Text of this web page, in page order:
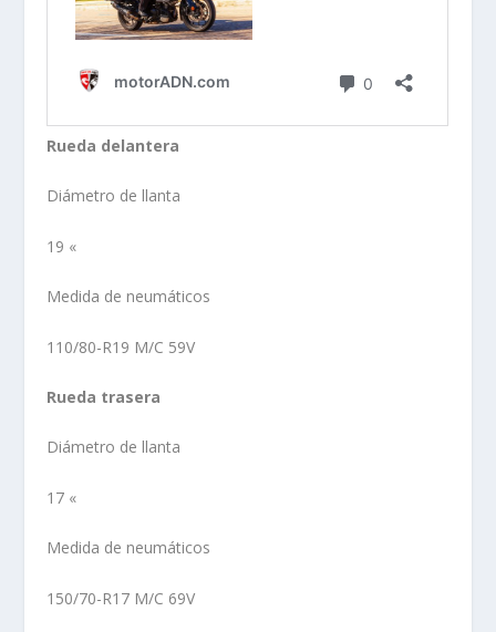
Rueda delantera
Diámetro de llanta
19 «
Medida de neumáticos
110/80-R19 M/C 59V
Rueda trasera
Diámetro de llanta
17 «
Medida de neumáticos
150/70-R17 M/C 69V